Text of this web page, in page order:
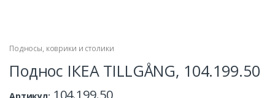
Подносы, коврики и столики
Поднос ІКЕА TILLGÅNG, 104.199.50
Артикул: 104.199.50